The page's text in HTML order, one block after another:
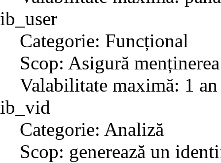
ib_user
Categorie: Funcțional
Scop: Asigură
Valabilitate maximă: 1 an
ib_vid
Categorie: Analiză
Scop: generează un